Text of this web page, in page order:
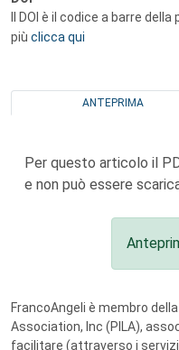
Il DOI è il codice a barre
più clicca qui
ANTEPRIMA
Per questo articolo il
e non può essere
FrancoAngeli è membro
Association, Inc (PILA),
facilitare (attraverso i